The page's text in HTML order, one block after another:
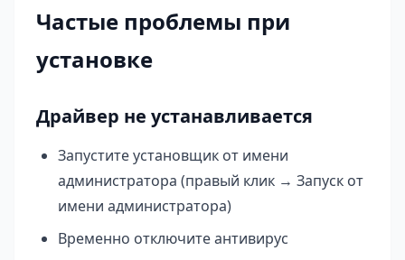
Частые проблемы при
установке
Драйвер не устанавливается
Запустите установщик от имени
администратора (правый клик → Запуск от
имени администратора)
Временно отключите антивирус